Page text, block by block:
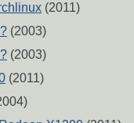
(2011)
(2003)
(2003)
(2011)